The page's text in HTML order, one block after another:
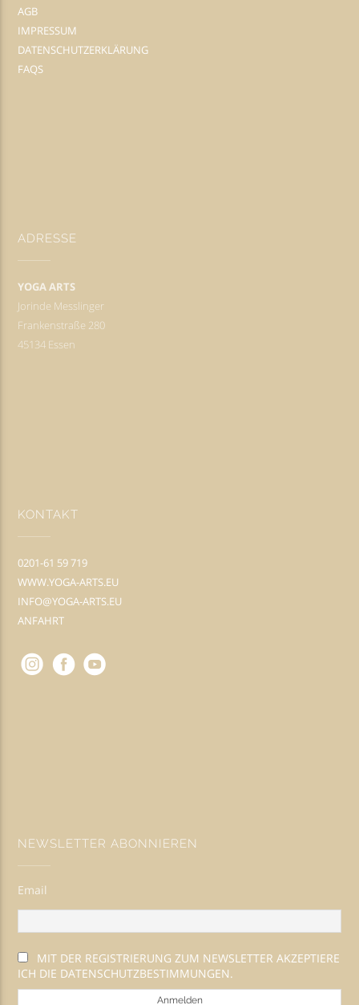
AGB
IMPRESSUM
DATENSCHUTZERKLÄRUNG
FAQS
ADRESSE
YOGA ARTS
Jorinde Messlinger
Frankenstraße 280
45134 Essen
KONTAKT
0201-61 59 719
WWW.YOGA-ARTS.EU
INFO@YOGA-ARTS.EU
ANFAHRT
NEWSLETTER ABONNIEREN
Email
MIT DER REGISTRIERUNG ZUM NEWSLETTER AKZEPTIERE
ICH DIE DATENSCHUTZBESTIMMUNGEN.